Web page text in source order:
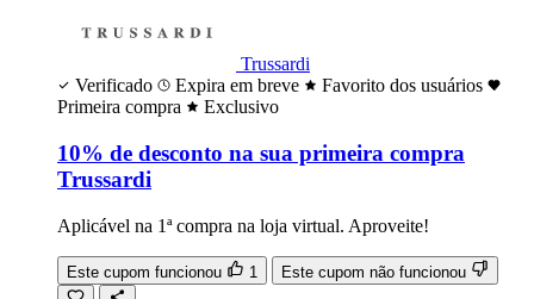
Trussardi
Verificado
Expira em breve
Favorito dos usuários
Primeira compra
Exclusivo
10% de desconto na sua primeira compra
Trussardi
Aplicável na 1ª compra na loja virtual. Aproveite!
Este cupom funcionou 1 Este cupom não funcionou